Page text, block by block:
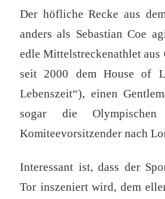
Der höfliche Recke aus
anders als Sebastian Coe
edle Mittelstreckenathlet aus
seit 2000 dem House of
Lebenszeit“), einen
sogar die
Komiteevorsitzender nach
Interessant ist, dass der
Tor inszeniert wird, dem